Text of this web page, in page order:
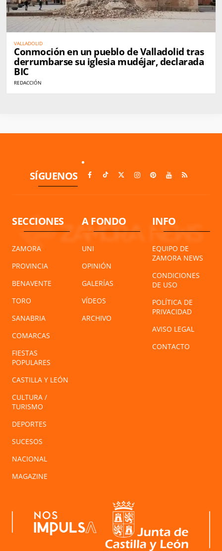
VALLADOLID
Conmoción en un pueblo de Valladolid tras
derrumbarse su iglesia mudéjar, declarada
BIC
REDACCIÓN
SÍGUENOS
SECCIONES
ZAMORA
PROVINCIA
BENAVENTE
TORO
SANABRIA
COMARCAS
FIESTAS
POPULARES
CASTILLA Y LEÓN
CULTURA /
TURISMO
DEPORTES
SUCESOS
NACIONAL
MAGAZINE
A FONDO
UNI
OPINIÓN
GALERÍAS
VÍDEOS
ARCHIVO
INFO
EQUIPO DE
ZAMORA NEWS
CONDICIONES
DE USO
POLÍTICA DE
PRIVACIDAD
AVISO LEGAL
CONTACTO